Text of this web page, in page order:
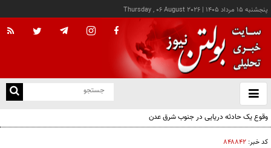
پنجشنبه ۱۵ مرداد ۱۴۰۵ |
Thursday , 06 August 2026
باز
و
وقوع یک حادثه دریایی در جنوب شرق عدن
کد خبر: ۸۴۸۸۴۲